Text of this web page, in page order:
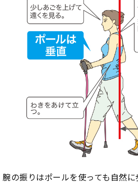
腕の振りはポールを使っても自然